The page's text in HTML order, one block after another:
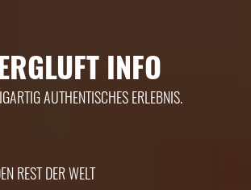
INFO
AUTHENTISCHES ERLEBNIS.
REST DER WELT